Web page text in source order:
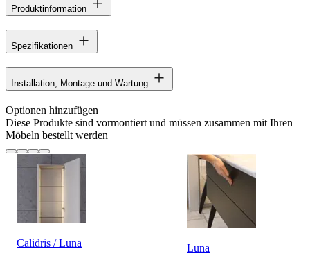
Produktinformation
Spezifikationen
Installation, Montage und Wartung
Optionen hinzufügen
Diese Produkte sind vormontiert und müssen zusammen mit Ihren
Möbeln bestellt werden
Calidris / Luna
Luna